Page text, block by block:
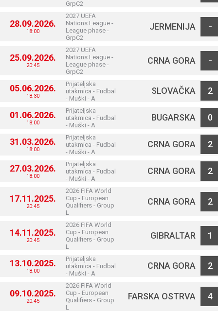
GrpC2
28.09.2026.
18:00
2027 UEFA
Nations League -
League phase -
GrpC2
JERMENIJA -
25.09.2026.
20:45
2027 UEFA
Nations League -
League phase -
GrpC2
CRNA GORA -
05.06.2026.
18:30
Prijateljska
utakmica - Fudbal
- Muški - A
SLOVAČKA 2
01.06.2026.
18:00
Prijateljska
utakmica - Fudbal
- Muški - A
BUGARSKA 0
31.03.2026.
18:00
Prijateljska
utakmica - Fudbal
- Muški - A
CRNA GORA 2
27.03.2026.
18:00
Prijateljska
utakmica - Fudbal
- Muški - A
CRNA GORA 2
17.11.2025.
20:45
2026 FIFA World
Cup - European
Qualifiers - Group
L
CRNA GORA 2
14.11.2025.
20:45
2026 FIFA World
Cup - European
Qualifiers - Group
L
GIBRALTAR 1
13.10.2025.
18:00
Prijateljska
utakmica - Fudbal
- Muški - A
CRNA GORA 2
09.10.2025.
20:45
2026 FIFA World
Cup - European
Qualifiers - Group
L
FARSKA OSTRVA 4